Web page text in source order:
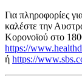
Για πληροφορίες
καλέστε την
Κορονοϊού στο
https://
ή https://